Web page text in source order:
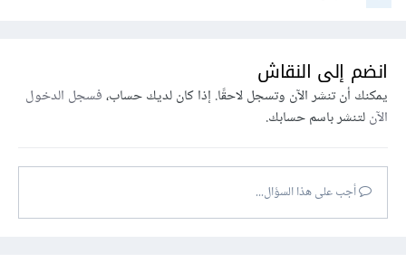
انضم إلى النقاش
يمكنك أن تنشر الآن وتسجل لاحقًا. إذا كان لديك حساب،فسجل الدخول
الآنلتنشر باسم حسابك.
أجب على هذا السؤال...